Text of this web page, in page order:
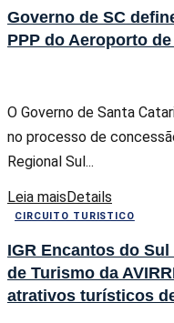
Governo de SC
PPP do Aeroporto
O Governo de Santa
no processo de
Regional Sul...
Leia maisDetails
CIRCUITO TURISTICO
IGR Encantos do
de Turismo da
atrativos turísticos